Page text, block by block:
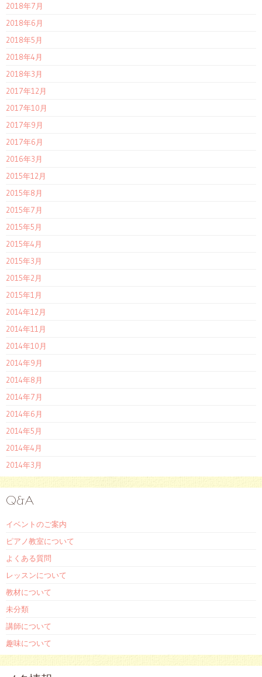
2018年7月
2018年6月
2018年5月
2018年4月
2018年3月
2017年12月
2017年10月
2017年9月
2017年6月
2016年3月
2015年12月
2015年8月
2015年7月
2015年5月
2015年4月
2015年3月
2015年2月
2015年1月
2014年12月
2014年11月
2014年10月
2014年9月
2014年8月
2014年7月
2014年6月
2014年5月
2014年4月
2014年3月
Q&A
イベントのご案内
ピアノ教室について
よくある質問
レッスンについて
教材について
未分類
講師について
趣味について